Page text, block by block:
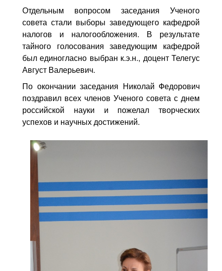
Отдельным вопросом заседания Ученого
совета стали выборы заведующего кафедрой
налогов и налогообложения. В результате
тайного голосования заведующим кафедрой
был единогласно выбран к.э.н., доцент Телегус
Август Валерьевич.
По окончании заседания Николай Федорович
поздравил всех членов Ученого совета с днем
российской науки и пожелал творческих
успехов и научных достижений.